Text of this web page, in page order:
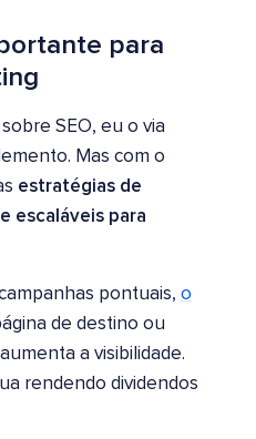
para
SEO, eu o via
Mas com o
estratégias de
escaláveis para
pontuais, o
de destino ou
a visibilidade.
rendendo dividendos